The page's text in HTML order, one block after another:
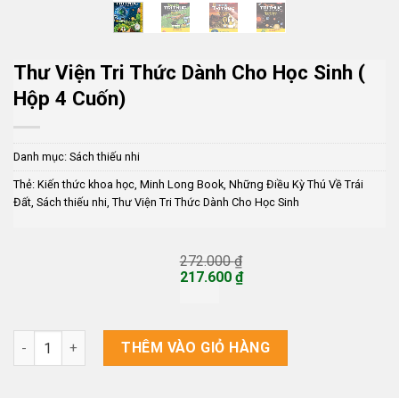
Thư Viện Tri Thức Dành Cho Học Sinh (
Hộp 4 Cuốn)
Danh mục: Sách thiếu nhi
Thẻ: Kiến thức khoa học, Minh Long Book, Những Điều Kỳ Thú Về Trái
Đất, Sách thiếu nhi, Thư Viện Tri Thức Dành Cho Học Sinh
272.000₫
Giá
217.600 ₫
là:
217.600 ₫.
Thư Viện Tri Thức Dành Cho Học Sinh ( Hộp 4 Cuốn) số lượng
THÊM VÀO GIỎ HÀNG